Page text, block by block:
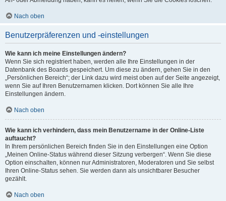
Nach oben
Benutzerpräferenzen und -einstellungen
Wie kann ich meine Einstellungen ändern?
Wenn Sie sich registriert haben, werden alle Ihre Einstellungen in der
Datenbank des Boards gespeichert. Um diese zu ändern, gehen Sie in den
„Persönlichen Bereich“; der Link dazu wird meist oben auf der Seite angezeigt,
wenn Sie auf Ihren Benutzernamen klicken. Dort können Sie alle Ihre
Einstellungen ändern.
Nach oben
Wie kann ich verhindern, dass mein Benutzername in der Online-Liste
auftaucht?
In Ihrem persönlichen Bereich finden Sie in den Einstellungen eine Option
„Meinen Online-Status während dieser Sitzung verbergen“. Wenn Sie diese
Option einschalten, können nur Administratoren, Moderatoren und Sie selbst
Ihren Online-Status sehen. Sie werden dann als unsichtbarer Besucher
gezählt.
Nach oben